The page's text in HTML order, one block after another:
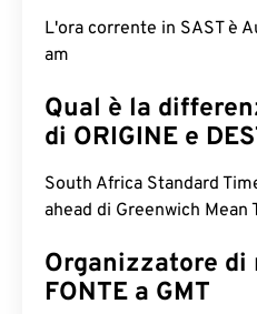
L'ora corrente in SAST è
am
Qual è la
di ORIGINE e
South Africa Standard
ahead di Greenwich Mean
Organizzatore
FONTE a GMT